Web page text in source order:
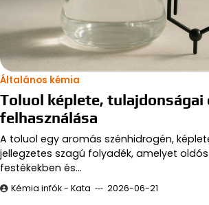
Általános kémia
Toluol képlete, tulajdonságai
felhasználása
A toluol egy aromás szénhidrogén,
jellegzetes szagú folyadék, amelyet
festékekben és…
Kémia infók - Kata 2026-06-21